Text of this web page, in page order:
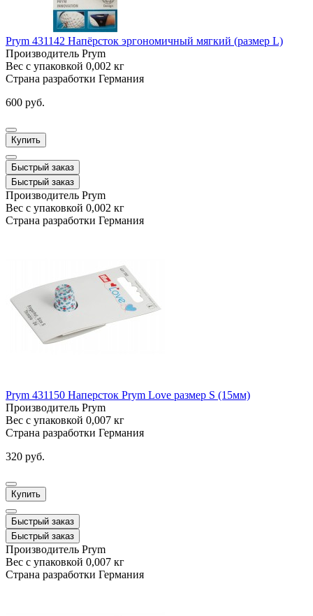
Prym 431142 Напёрсток эргономичный мягкий (размер L)
Производитель Prym
Вес с упаковкой 0,002 кг
Страна разработки Германия
600 руб.
Купить
Быстрый заказ
Быстрый заказ
Производитель Prym
Вес с упаковкой 0,002 кг
Страна разработки Германия
Prym 431150 Наперсток Prym Love размер S (15мм)
Производитель Prym
Вес с упаковкой 0,007 кг
Страна разработки Германия
320 руб.
Купить
Быстрый заказ
Быстрый заказ
Производитель Prym
Вес с упаковкой 0,007 кг
Страна разработки Германия